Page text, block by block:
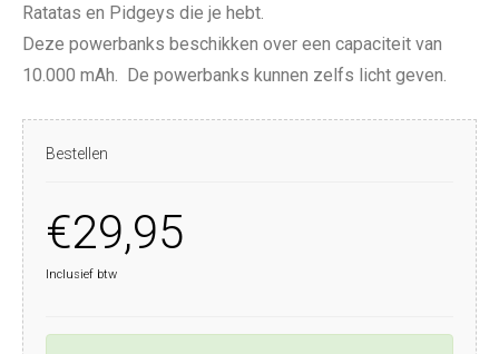
Ratatas en Pidgeys die je hebt.
Deze powerbanks beschikken over een capaciteit van
10.000 mAh. De powerbanks kunnen zelfs licht geven.
Bestellen
€29,95
Inclusief btw